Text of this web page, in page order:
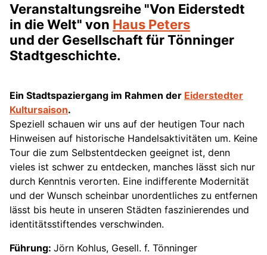
Veranstaltungsreihe "Von Eiderstedt
in die Welt" von Haus Peters
und der Gesellschaft für Tönninger
Stadtgeschichte.
Ein Stadtspaziergang im Rahmen der Eiderstedter
Kultursaison.
Speziell schauen wir uns auf der heutigen Tour nach
Hinweisen auf historische Handelsaktivitäten um. Keine
Tour die zum Selbstentdecken geeignet ist, denn
vieles ist schwer zu entdecken, manches lässt sich nur
durch Kenntnis verorten. Eine indifferente Modernität
und der Wunsch scheinbar unordentliches zu entfernen
lässt bis heute in unseren Städten faszinierendes und
identitätsstiftendes verschwinden.
Führung: Jörn Kohlus, Gesell. f. Tönninger